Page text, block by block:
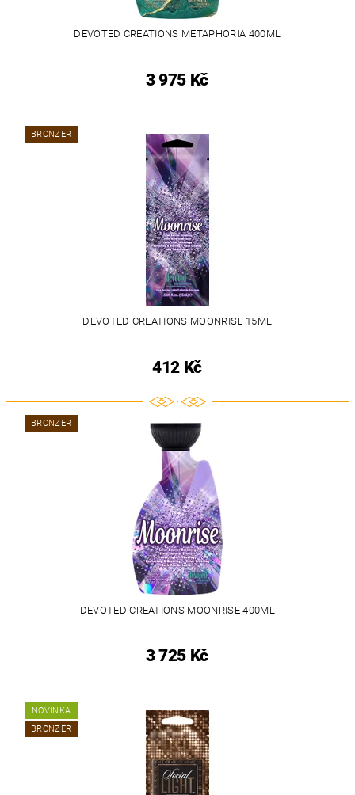
DEVOTED CREATIONS METAPHORIA 400ML
3 975 Kč
BRONZER
DEVOTED CREATIONS MOONRISE 15ML
412 Kč
BRONZER
DEVOTED CREATIONS MOONRISE 400ML
3 725 Kč
NOVINKA
BRONZER